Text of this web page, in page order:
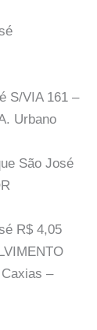
S/VIA 161 –
Urbano
São José
R$ 4,05
–